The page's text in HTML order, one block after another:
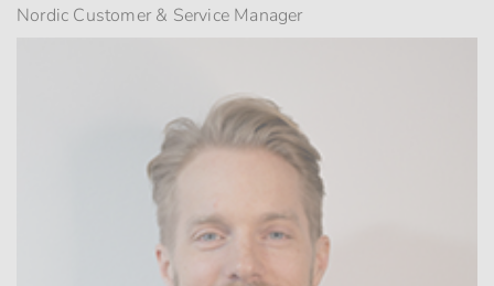
Nordic Customer & Service Manager